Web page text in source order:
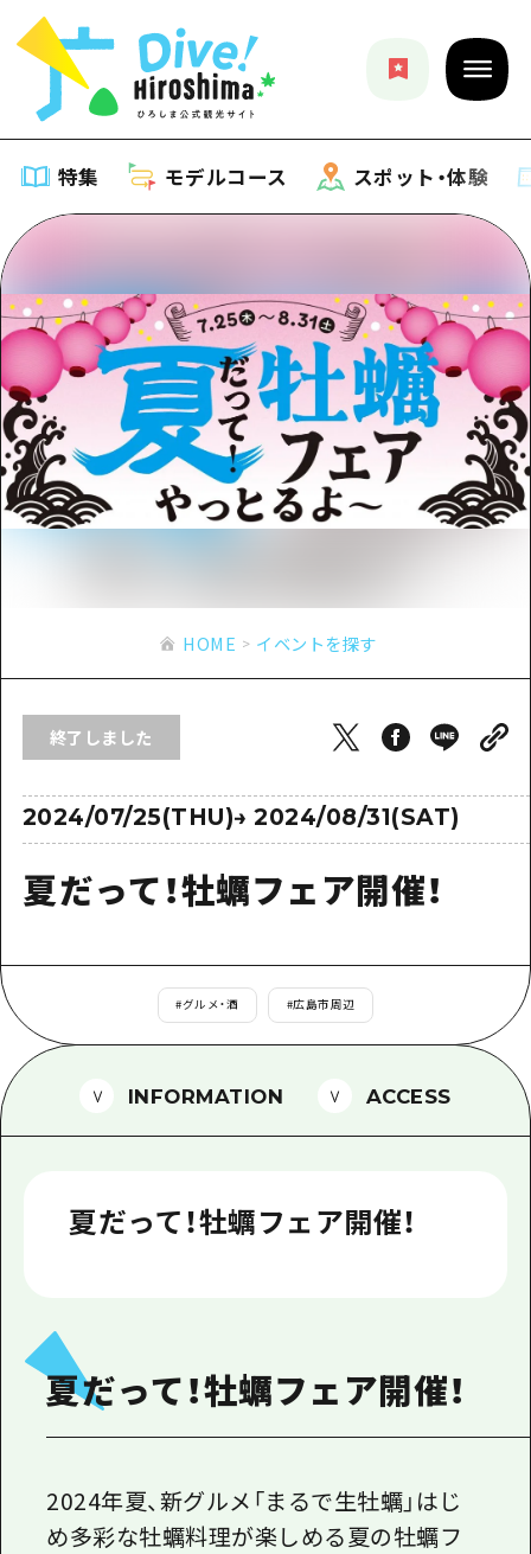
特集 モデルコース スポット・体験
特集
特集一覧
おすすめ
アート
イベント・祭り
グルメ・酒
ショッピング
ナイトライフ
世界遺産
学び・体験
歴史・文化
自然
モデルコース
モデルコース一覧
Dive! Hiroshima 公式ガイド
広島もしもトラベル
安芸
備後
宮島周辺
山口県東部
日帰り
半日
2泊3日
スポット・体験
スポット・体験一覧
広島市周辺
備後
備北
宮島周辺
山口県東部
愛媛県
島根県
イベント
お役立ち情報
アクセス
二次交通まとめ
施設の混雑状況のお知らせ
手荷物預かり・配送サービス
HIROSHIMA FREE Wi-Fi
観光案内所
広島県を訪れる外国人旅行者向け情報一
ボランティアガイド
ガイドブック
メディア掲載情報
フォトダウンロード
HOME
お問い合わせ
事業者・学校関係者の皆さま
HOME イベントを探す
終了しました
2024/07/25(THU)→2024/08/31(SAT)
夏だって！牡蠣フェア開催！
#グルメ・酒 #広島市周辺
INFORMATION ACCESS
夏だって！牡蠣フェア開催！
夏だって！牡蠣フェア開催！
2024年夏、新グルメ「まるで生牡蠣」はじ
め多彩な牡蠣料理が楽しめる夏の牡蠣フ